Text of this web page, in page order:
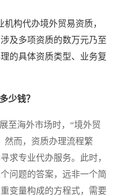
构代办境外贸易资质，
及多项资质的数万元乃至
的具体资质类型、业务复
少钱？
海外市场时，“境外贸
然而，资质办理流程繁
求专业代办服务。此时，
问题的答案，远非一个简
变量构成的方程式，需要